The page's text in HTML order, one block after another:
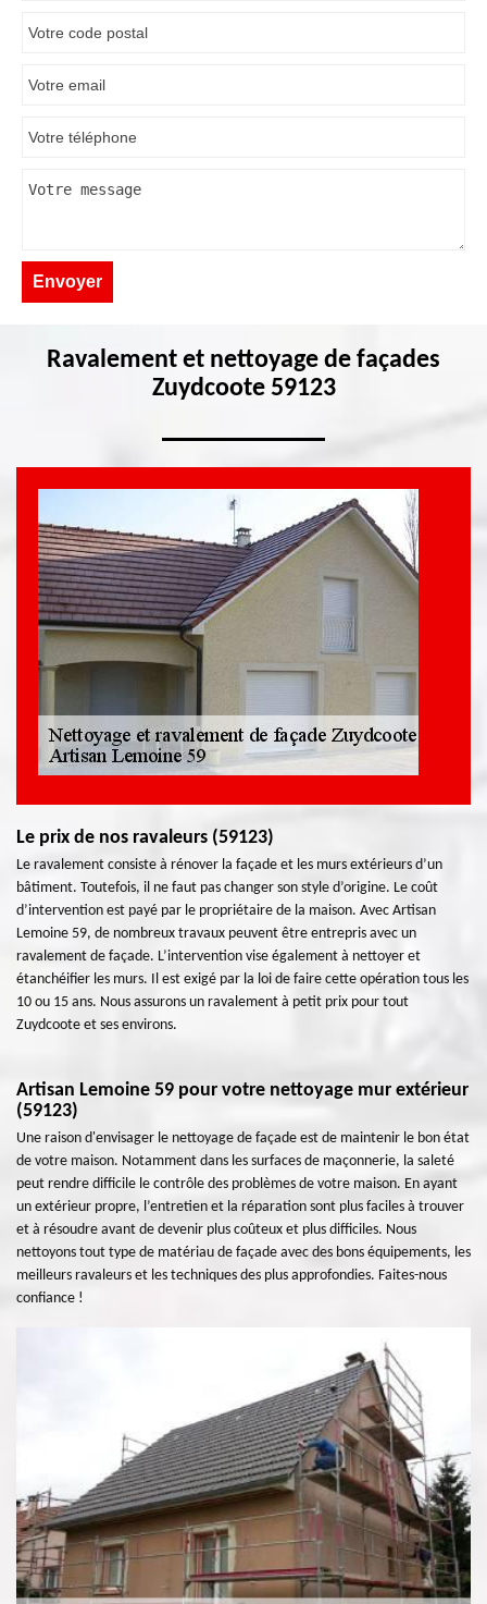
Ravalement et nettoyage de façades
Zuydcoote 59123
Le prix de nos ravaleurs (59123)
Le ravalement consiste à rénover la façade et les murs extérieurs d’un
bâtiment. Toutefois, il ne faut pas changer son style d’origine. Le coût
d’intervention est payé par le propriétaire de la maison. Avec Artisan
Lemoine 59, de nombreux travaux peuvent être entrepris avec un
ravalement de façade. L’intervention vise également à nettoyer et
étanchéifier les murs. Il est exigé par la loi de faire cette opération tous les
10 ou 15 ans. Nous assurons un ravalement à petit prix pour tout
Zuydcoote et ses environs.
Artisan Lemoine 59 pour votre nettoyage mur extérieur
(59123)
Une raison d'envisager le nettoyage de façade est de maintenir le bon état
de votre maison. Notamment dans les surfaces de maçonnerie, la saleté
peut rendre difficile le contrôle des problèmes de votre maison. En ayant
un extérieur propre, l’entretien et la réparation sont plus faciles à trouver
et à résoudre avant de devenir plus coûteux et plus difficiles. Nous
nettoyons tout type de matériau de façade avec des bons équipements, les
meilleurs ravaleurs et les techniques des plus approfondies. Faites-nous
confiance !